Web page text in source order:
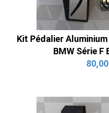
Kit Pédalier
BMW Série